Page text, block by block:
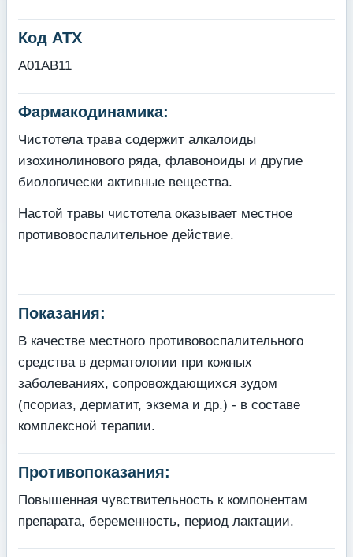
Код АТХ
A01AB11
Фармакодинамика:
Чистотела трава содержит алкалоиды
изохинолинового ряда, флавоноиды и другие
биологически активные вещества.
Настой травы чистотела оказывает местное
противовоспалительное действие.
Показания:
В качестве местного противовоспалительного
средства в дерматологии при кожных
заболеваниях, сопровождающихся зудом
(псориаз, дерматит, экзема и др.) - в составе
комплексной терапии.
Противопоказания:
Повышенная чувствительность к компонентам
препарата, беременность, период лактации.